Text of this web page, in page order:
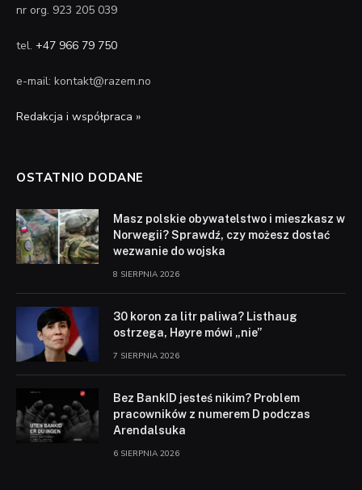
nr org. 923 205 039
tel. +47 966 79 750
e-mail: kontakt@razem.no
Redakcja i współpraca »
OSTATNIO DODANE
Masz polskie obywatelstwo i mieszkasz w
Norwegii? Sprawdź, czy możesz dostać
wezwanie do wojska
8 SIERPNIA 2026
30 koron za litr paliwa? Listhaug
ostrzega, Høyre mówi „nie”
7 SIERPNIA 2026
Bez BankID jesteś nikim? Problem
pracowników z numerem D podczas
Arendalsuka
6 SIERPNIA 2026